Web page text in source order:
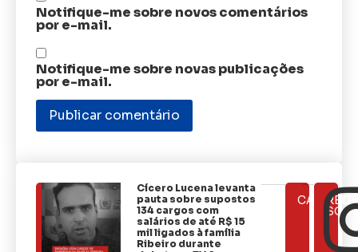
Notifique-me sobre novos comentários
por e-mail.
Notifique-me sobre novas publicações
por e-mail.
ÚLTIMAS
NOTÍCIAS
Cícero Lucena levanta
pauta sobre supostos
134 cargos com
salários de até R$ 15
mil ligados à família
Ribeiro durante